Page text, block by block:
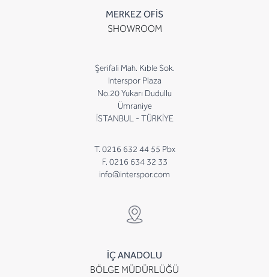
MERKEZ OFİS
SHOWROOM
Şerifali Mah. Kıble Sok.
Interspor Plaza
No.20 Yukarı Dudullu
Ümraniye
İSTANBUL - TÜRKİYE
T. 0216 632 44 55 Pbx
F. 0216 634 32 33
info@interspor.com
İÇ ANADOLU
BÖLGE MÜDÜRLÜĞÜ